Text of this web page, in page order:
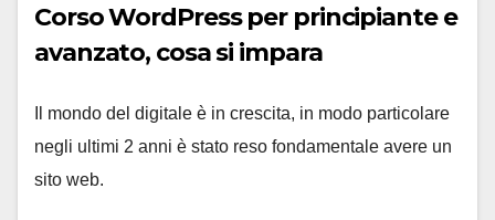
Corso WordPress per principiante e
avanzato, cosa si impara
Il mondo del digitale è in crescita, in modo particolare
negli ultimi 2 anni è stato reso fondamentale avere un
sito web.